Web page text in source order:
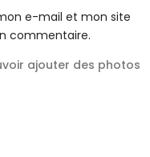
e-mail et mon site
commentaire.
ajouter des photos